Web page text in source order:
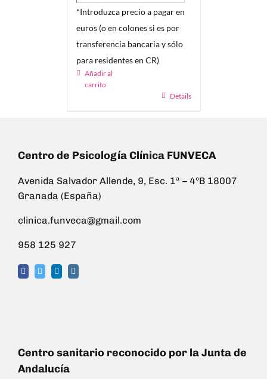
*Introduzca precio a pagar en
euros (o en colones si es por
transferencia bancaria y sólo
para residentes en CR)
Añadir al
carrito
Details
Centro de Psicología Clínica FUNVECA
Avenida Salvador Allende, 9, Esc. 1ª – 4ºB 18007
Granada (España)
clinica.funveca@gmail.com
958 125 927
Centro sanitario reconocido por la Junta de
Andalucía